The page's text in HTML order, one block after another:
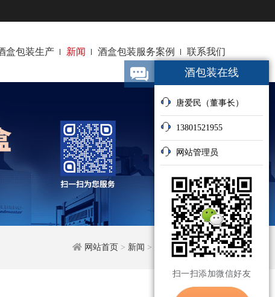
盒包装生产 新闻 酒盒包装服务案例 联系我们
网站首页 > 新闻 > 公司新闻 >内容详情
酒包装在线
唐爱民（董事长）
13801521955
网站管理员
扫一扫添加微信好友